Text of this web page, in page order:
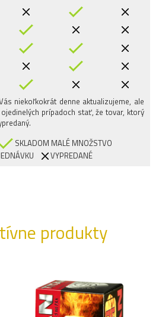
niekoľkokrát denne aktualizujeme, ale
prípadoch stať, že tovar, ktorý
SKLADOM MALÉ MNOŽSTVO
VYPREDANÉ
produkty